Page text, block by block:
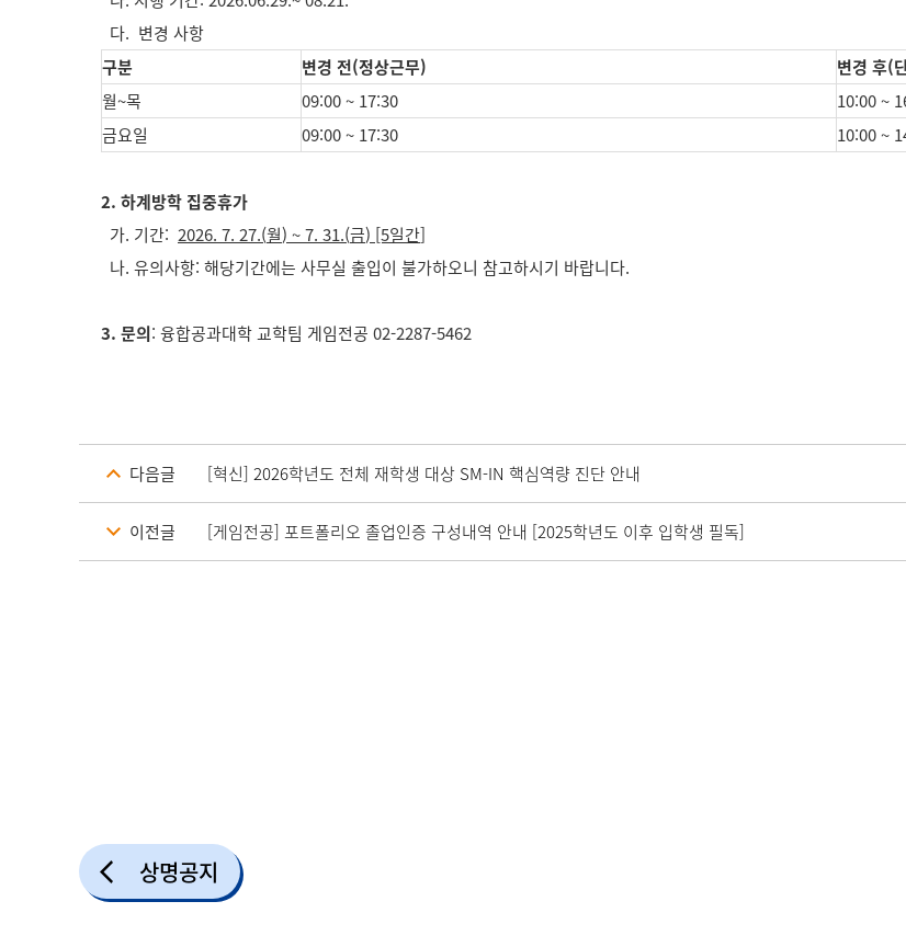
다. 변경 사항
구분
변경 전(정상근무)
변경 후(
월~목
09:00 ~ 17:30
10:00 ~
금요일
09:00 ~ 17:30 10:00 ~
2. 하계방학 집중휴가
가. 기간: 2026. 7. 27.(월) ~ 7. 31.(금) [5일간]
나. 유의사항: 해당기간에는 사무실 출입이 불가하오니 참고하시기 바랍니다.
3. 문의: 융합공과대학 교학팀 게임전공 02-2287-5462
다음글 [혁신] 2026학년도 전체 재학생 대상 SM-IN 핵심역량 진단 안내
이전글 [게임전공] 포트폴리오 졸업인증 구성내역 안내 [2025학년도 이후 입학생 필독]
상명공지